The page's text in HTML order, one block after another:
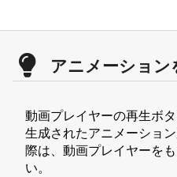
アニメーショ
動画プレイヤーの再生ボ
生成されたアニメーショ
際は、動画プレイヤーを
い。